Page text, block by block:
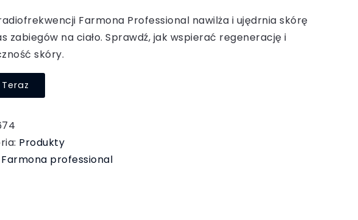
Farmona Professional nawilża i ujędrnia skórę
zabiegów na ciało. Sprawdź, jak wspierać regenerację i
skóry.
Produkty
Farmona professional